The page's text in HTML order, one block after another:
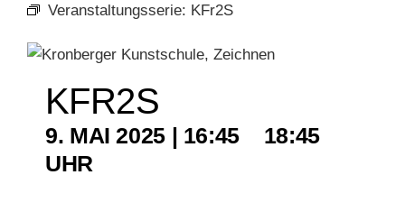
SUCHE
Veranstaltungsserie: KFr2S
KFR2S
9. MAI 2025 | 16:45– 18:45